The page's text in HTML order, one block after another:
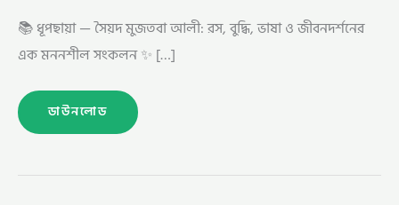
📚 ধূপছায়া — সৈয়দ মুজতবা আলী: রস, বুদ্ধি, ভাষা ও জীবনদর্শনের
এক মননশীল সংকলন ✨ […]
ডাউনলোড